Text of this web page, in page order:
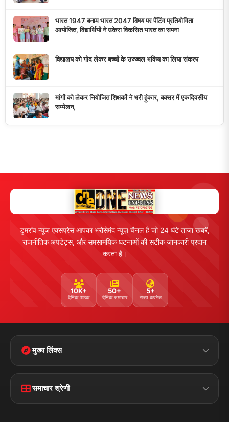
भारत 1947 बनाम भारत 2047 विषय पर पेंटिंग प्रतियोगिता
आयोजित, विद्यार्थियों ने उकेरा विकसित भारत का सपना
विद्यालय को गोद लेकर बच्चों के उज्ज्वल भविष्य का लिया संकल्प
मांगों को लेकर नियोजित शिक्षकों ने भरी हुंकार, बक्सर में एकदिवसीय
सम्मेलन,
डुमरांव न्यूज़ एक्सप्रेस आपका भरोसेमंद न्यूज़ चैनल है जो 24 घंटे ताजा खबरें,
राजनीतिक अपडेट्स, और समसामयिक घटनाओं की सटीक जानकारी प्रदान
करता है।
10K+
दैनिक पाठक
50+
दैनिक समाचार
5+
राज्य कवरेज
मुख्य लिंक्स
लाइव टीवी ब्रेकिंग न्यूज़
समाचार श्रेणी